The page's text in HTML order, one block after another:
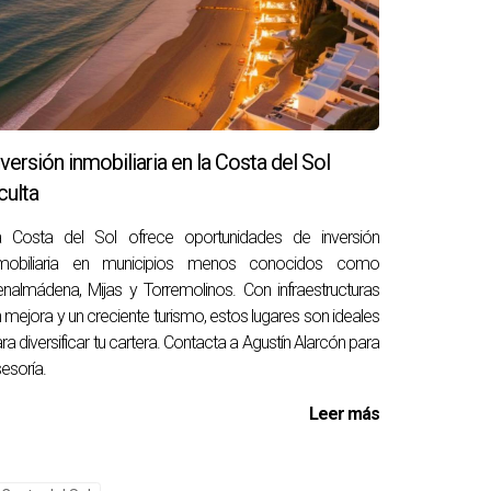
Desde modernizar cocinas hasta
es única; lo importante es identificar qué
asesoramiento personalizado sobre
o simplemente deseas obtener más
te guiará hacia decisiones informadas y
tipo de mejora realizada.
inmobiliaria en la Costa del Sol
Costa del Sol ofrece oportunidades de inversión
en municipios menos conocidos como
Mijas y Torremolinos. Con infraestructuras
mejora y un creciente turismo, estos lugares son ideales
diversificar tu cartera. Contacta a Agustín Alarcón para
Leer más